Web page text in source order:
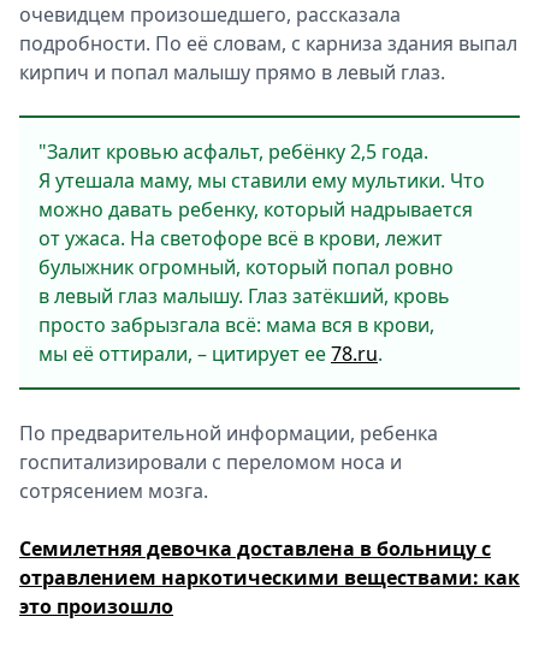
очевидцем произошедшего, рассказала
подробности. По её словам, с карниза здания выпал
кирпич и попал малышу прямо в левый глаз.
"Залит кровью асфальт, ребёнку 2,5 года.
Я утешала маму, мы ставили ему мультики. Что
можно давать ребенку, который надрывается
от ужаса. На светофоре всё в крови, лежит
булыжник огромный, который попал ровно
в левый глаз малышу. Глаз затёкший, кровь
просто забрызгала всё: мама вся в крови,
мы её оттирали, – цитирует ее78.ru.
По предварительной информации, ребенка
госпитализировали с переломом носа и
сотрясением мозга.
Семилетняя девочка доставлена в больницу с
отравлением наркотическими веществами: как
это произошло